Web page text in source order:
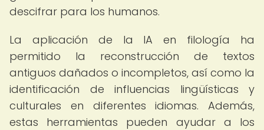
descifrar para los humanos.
La aplicación de la IA en filología ha
permitido la reconstrucción de textos
antiguos dañados o incompletos, así como la
identificación de influencias lingüísticas y
culturales en diferentes idiomas. Además,
estas herramientas pueden ayudar a los